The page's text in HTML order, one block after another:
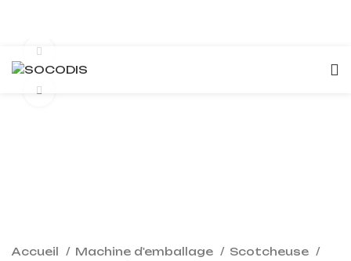
Accueil Machine d'emballage
Scotcheuse